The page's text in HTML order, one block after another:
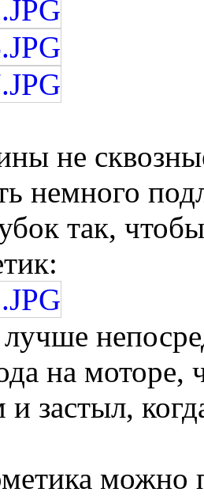
не
немного
так,
на моторе,
застыл,
можно